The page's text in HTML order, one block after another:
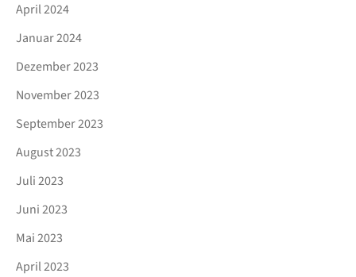
April 2024
Januar 2024
Dezember 2023
November 2023
September 2023
August 2023
Juli 2023
Juni 2023
Mai 2023
April 2023